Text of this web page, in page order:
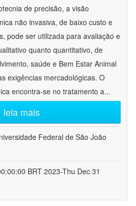
de precisão, a visão
não invasiva, de baixo custo e
pode ser utilizada para avaliação e
quanto quantitativo, de
saúde e Bem Estar Animal
exigências mercadológicas. O
encontra-se no tratamento a...
leia mais
Federal de São João
BRT 2023-Thu Dec 31